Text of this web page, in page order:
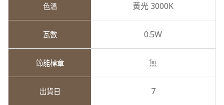
黃光 3000K
0.5W
無
7